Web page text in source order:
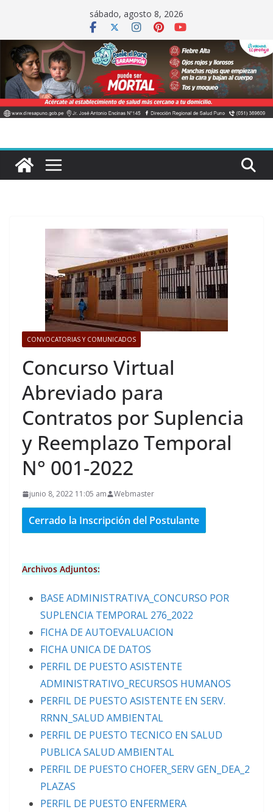
contenido
sábado, agosto 8, 2026
CONVOCATORIAS Y COMUNICADOS
Concurso Virtual
Abreviado para
Contratos por Suplencia
y Reemplazo Temporal
N° 001-2022
junio 8, 2022 11:05 am Webmaster
Cerrado la Inscripción del Postulante
Archivos Adjuntos:
BASE ADMINISTRATIVA_CONCURSO POR
SUPLENCIA TEMPORAL 276_2022
FICHA DE AUTOEVALUACION
FICHA UNICA DE DATOS
PERFIL DE PUESTO ASISTENTE
ADMINISTRATIVO_RECURSOS HUMANOS
PERFIL DE PUESTO ASISTENTE EN SERV.
RRNN_SALUD AMBIENTAL
PERFIL DE PUESTO TECNICO EN SALUD
PUBLICA SALUD AMBIENTAL
PERFIL DE PUESTO CHOFER_SERV GEN_DEA_2
PLAZAS
PERFIL DE PUESTO ENFERMERA